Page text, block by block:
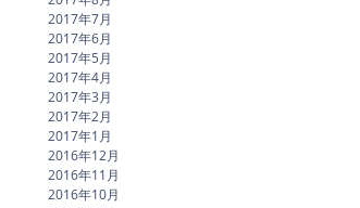
2017年7月
2017年6月
2017年5月
2017年4月
2017年3月
2017年2月
2017年1月
2016年12月
2016年11月
2016年10月